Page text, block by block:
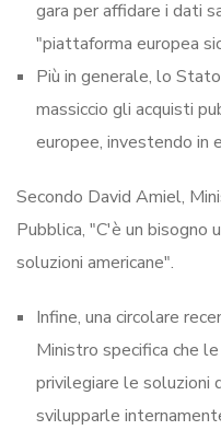
gara per affidare i dati
"piattaforma europea
Più in generale, lo
massiccio gli acquisti
europee, investendo in
Secondo David Amiel,
Pubblica, "C'è un bisogno
soluzioni americane".
Infine, una circolare
Ministro specifica che
privilegiare le soluzioni
svilupparle